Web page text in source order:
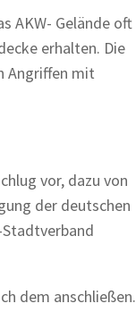
AKW- Gelände oft
erhalten. Die
Angriffen mit
vor, dazu von
der deutschen
dem anschließen.